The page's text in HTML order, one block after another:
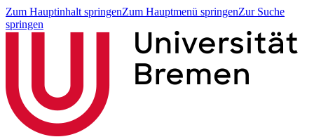
Zum Hauptinhalt springenZum Hauptmenü springenZur Suche
springen